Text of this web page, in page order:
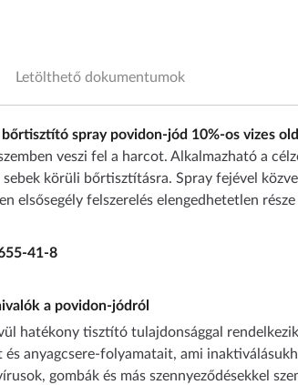
Letölthető dokumentumok
bőrtisztító spray povidon-jód 10%-os vizes
veszi fel a harcot. Alkalmazható a
sebek körüli bőrtisztításra. Spray fejével
elsősegély felszerelés elengedhetetlen
41-8
a povidon-jódról
hatékony tisztító tulajdonsággal
és anyagcsere-folyamatait, ami
gombák és más szennyeződésekkel